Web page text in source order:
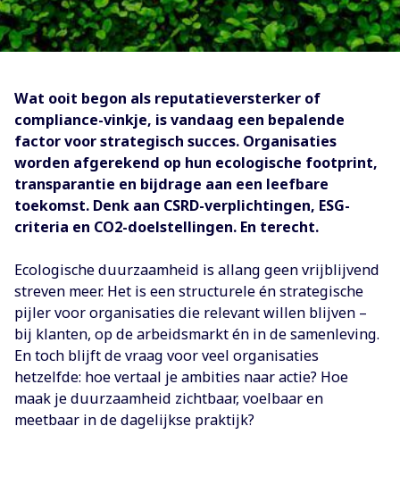
Wat ooit begon als reputatieversterker of
compliance-vinkje, is vandaag een bepalende
factor voor strategisch succes. Organisaties
worden afgerekend op hun ecologische footprint,
transparantie en bijdrage aan een leefbare
toekomst. Denk aan CSRD-verplichtingen, ESG-
criteria en CO2-doelstellingen. En terecht.
Ecologische duurzaamheid is allang geen vrijblijvend
streven meer. Het is een structurele én strategische
pijler voor organisaties die relevant willen blijven –
bij klanten, op de arbeidsmarkt én in de samenleving.
En toch blijft de vraag voor veel organisaties
hetzelfde: hoe vertaal je ambities naar actie? Hoe
maak je duurzaamheid zichtbaar, voelbaar en
meetbaar in de dagelijkse praktijk?